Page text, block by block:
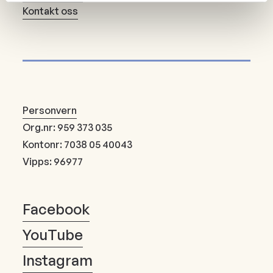
Kontakt oss
Personvern
Org.nr: 959 373 035
Kontonr: 7038 05 40043
Vipps: 96977
Facebook
YouTube
Instagram